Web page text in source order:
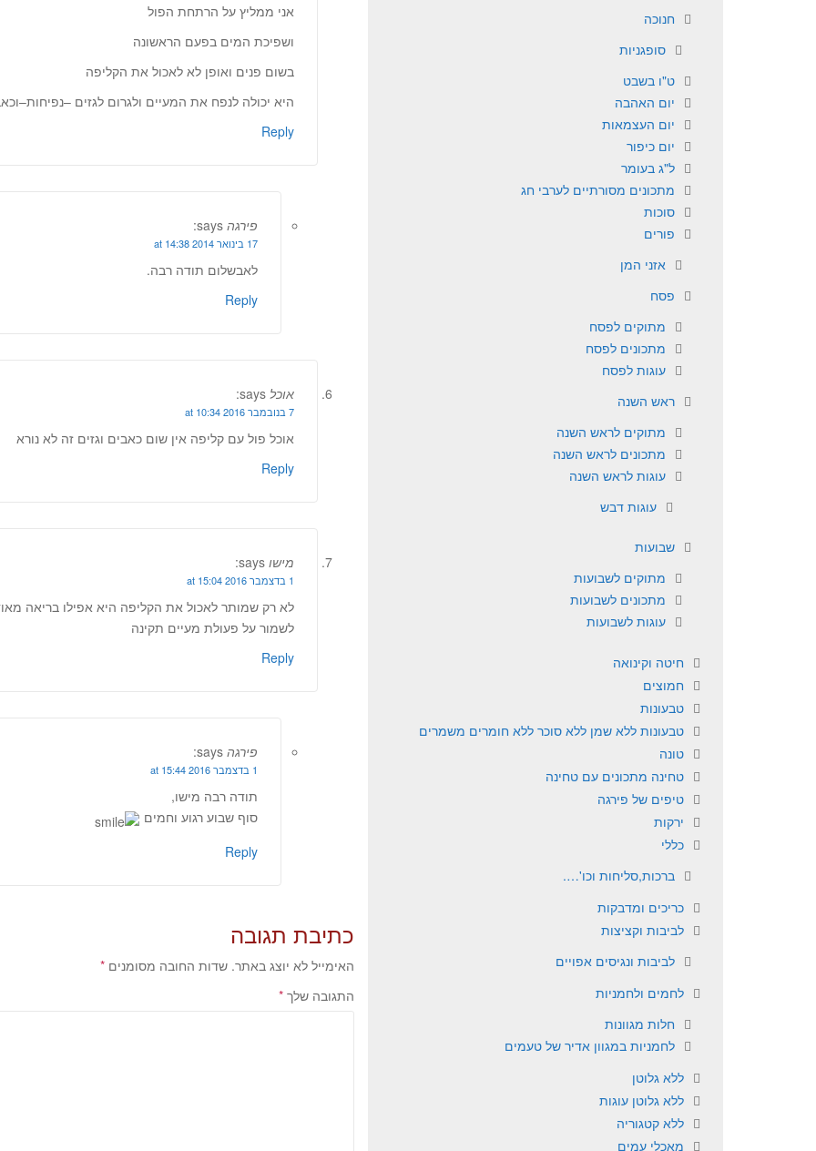
אני ממליץ על הרתחת הפול
ושפיכת המים בפעם הראשונה
בשום פנים ואופן לא לאכול את הקליפה
היא יכולה לנפח את המעיים ולגרום לגזים
Reply
פירגה says:
17 בינואר 2014 at 14:38
לאבשלום תודה רבה.
Reply
אוכל says:
7 בנובמבר 2016 at 10:34
אוכל פול עם קליפה אין שום כאבים וגזים זה לא נורא
Reply
מישו says:
1 בדצמבר 2016 at 15:04
לא רק שמותר לאכול את הקליפה היא אפילו בריאה
לשמור על פעולת מעיים תקינה
Reply
פירגה says:
1 בדצמבר 2016 at 15:44
תודה רבה מישו,
סוף שבוע רגוע וחמים
Reply
כתיבת תגובה
האימייל לא יוצג באתר. שדות החובה מסומנים *
התגובה שלך *
חנוכה
סופגניות
ט"ו בשבט
יום האהבה
יום העצמאות
יום כיפור
ל"ג בעומר
מתכונים מסורתיים לערבי חג
סוכות
פורים
אזני המן
פסח
מתוקים לפסח
מתכונים לפסח
עוגות לפסח
ראש השנה
מתוקים לראש השנה
מתכונים לראש השנה
עוגות לראש השנה
עוגות דבש
שבועות
מתוקים לשבועות
מתכונים לשבועות
עוגות לשבועות
חיטה וקינואה
חמוצים
טבעונות
טבעונות ללא שמן ללא סוכר ללא חומרים משמרים
טונה
טחינה מתכונים עם טחינה
טיפים של פירגה
ירקות
כללי
ברכות,סליחות וכו'….
כריכים ומדבקות
לביבות וקציצות
לביבות ונגיסים אפויים
לחמים ולחמניות
חלות מגוונות
לחמניות במגוון אדיר של טעמים
ללא גלוטן
ללא גלוטן עוגות
ללא קטגוריה
מאכלי עמים